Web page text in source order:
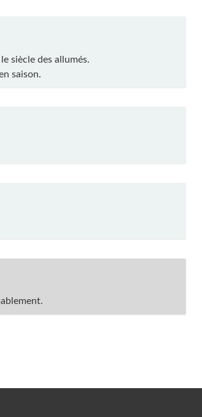
siècle des allumés.
saison.